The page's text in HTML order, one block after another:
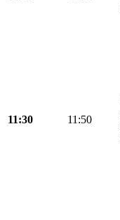
11:30 11:50